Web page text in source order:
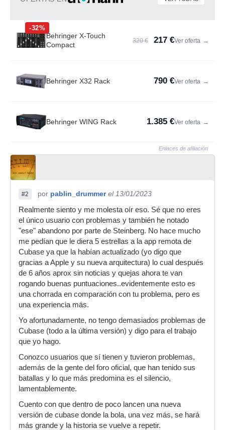
-32%
Behringer X-Touch
Compact
320 € 217 €Ver oferta →
Behringer X32 Rack 790 €Ver oferta →
Behringer WING Rack 1.385 €Ver oferta →
Enlaces de afiliación
#2 por pablin_drummer el 13/01/2023
Realmente siento y me molesta oír eso. Sé que no eres
el único usuario con problemas y también he notado
"ese" abandono por parte de Steinberg. No hace mucho
me pedían que le diera 5 estrellas a la app remota de
Cubase ya que la habían actualizado (yo digo que
gracias a Apple y su nueva arquitectura) lo cual después
de 6 años aprox sin noticias y quejas ahora te van
rogando buenas puntuaciones..evidentemente esto es
una chorrada en comparación con tu problema, pero es
una experiencia más.
Yo afortunadamente, no tengo demasiados problemas de
Cubase (todo a la última versión) y digo para el trabajo
que yo hago.
Conozco usuarios que sí tienen y tuvieron problemas,
además de la gente del foro oficial, que han tenido sus
batallas y lo que más predomina es el silencio,
lamentablemente.
Cuento con que dentro de poco lancen una nueva
versión de cubase donde la bola, una vez más, se hará
más grande y la historia se vuelve a repetir.